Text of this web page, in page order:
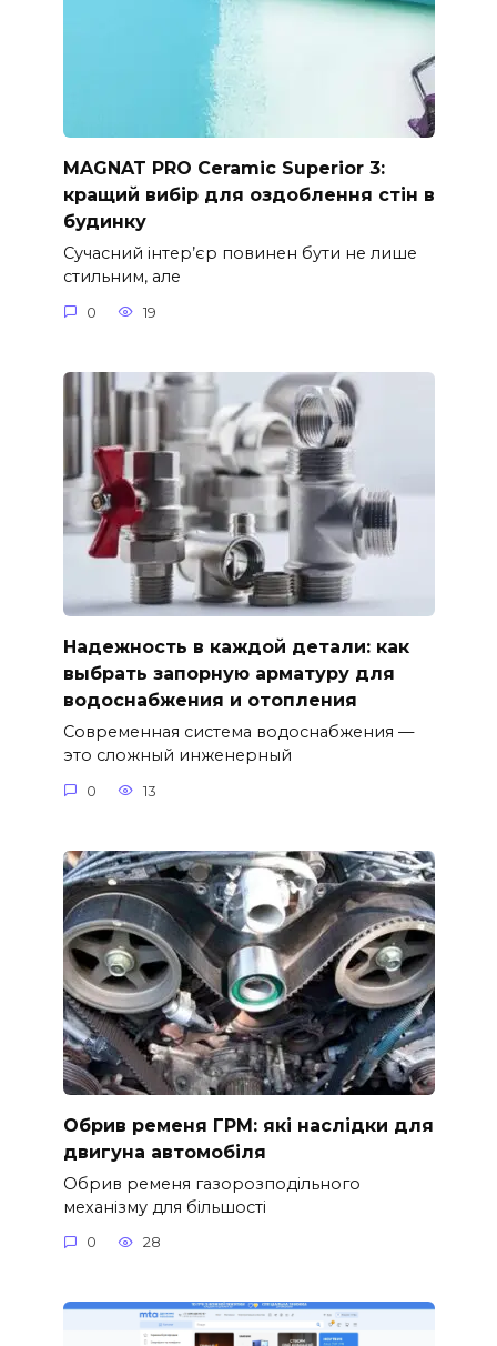
MAGNAT PRO Ceramic Superior 3:
кращий вибір для оздоблення стін в
будинку
Сучасний інтер’єр повинен бути не лише
стильним, але
0 19
Надежность в каждой детали: как
выбрать запорную арматуру для
водоснабжения и отопления
Современная система водоснабжения —
это сложный инженерный
0 13
Обрив ременя ГРМ: які наслідки для
двигуна автомобіля
Обрив ременя газорозподільного
механізму для більшості
0 28